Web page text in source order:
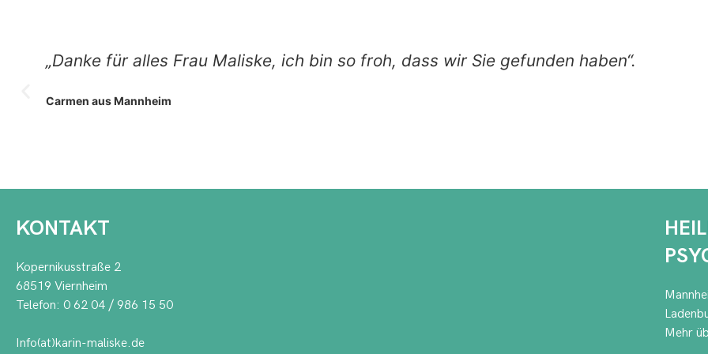
„Danke für alles Frau Maliske, ich bin so froh, dass wir Sie gefunden haben“.
Carmen aus Mannheim
KONTAKT
Kopernikusstraße 2
68519 Viernheim
Telefon: 0 62 04 / 986 15 50
Info(at)karin-maliske.de
Mehr